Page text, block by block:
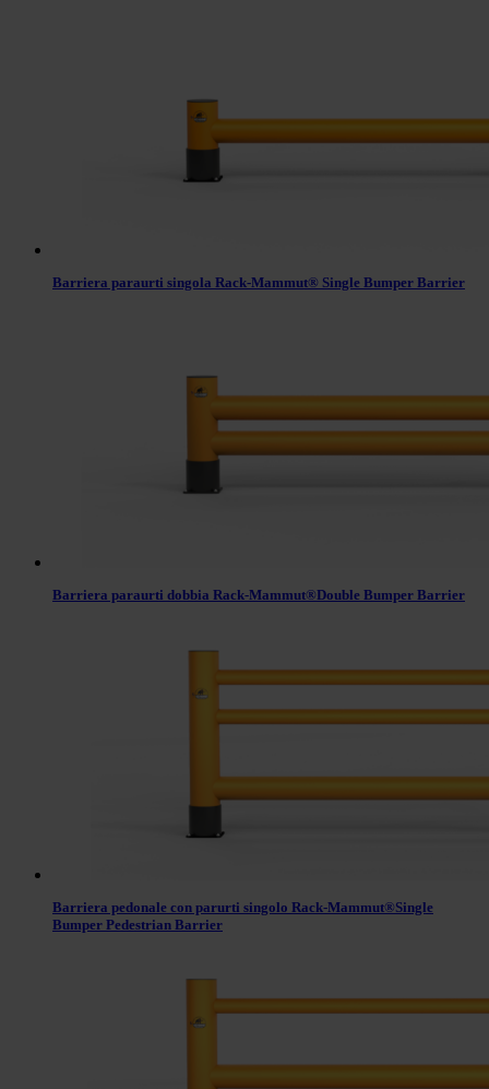
Barriera paraurti singola Rack-Mammut® Single Bumper Barrier
Barriera paraurti dobbia Rack-Mammut®Double Bumper Barrier
Barriera pedonale con parurti singolo Rack-Mammut®Single
Bumper Pedestrian Barrier